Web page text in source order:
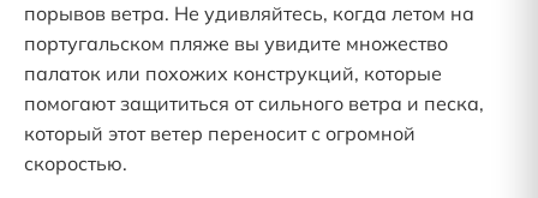
порывов ветра. Не удивляйтесь, когда летом на
португальском пляже вы увидите множество
палаток или похожих конструкций, которые
помогают защититься от сильного ветра и песка,
который этот ветер переносит с огромной
скоростью.